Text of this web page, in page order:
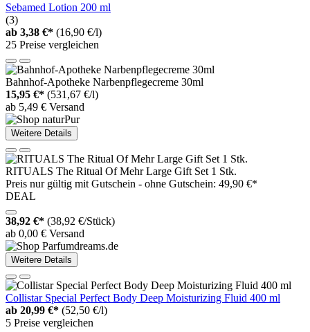
Sebamed Lotion 200 ml
(3)
ab 3,38 €* (16,90 €/l)
25 Preise vergleichen
Bahnhof-Apotheke Narbenpflegecreme 30ml
15,95 €* (531,67 €/l)
ab 5,49 € Versand
Weitere Details
RITUALS The Ritual Of Mehr Large Gift Set 1 Stk.
Preis nur gültig mit Gutschein - ohne Gutschein: 49,90 €*
DEAL
38,92 €* (38,92 €/Stück)
ab 0,00 € Versand
Weitere Details
Collistar Special Perfect Body Deep Moisturizing Fluid 400 ml
ab 20,99 €* (52,50 €/l)
5 Preise vergleichen